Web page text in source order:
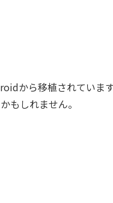
から移植されていま
もしれません。